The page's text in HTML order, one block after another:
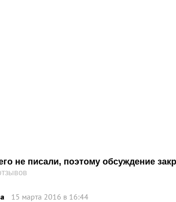
не писали, поэтому обсуждение
15 марта 2016 в 16:44